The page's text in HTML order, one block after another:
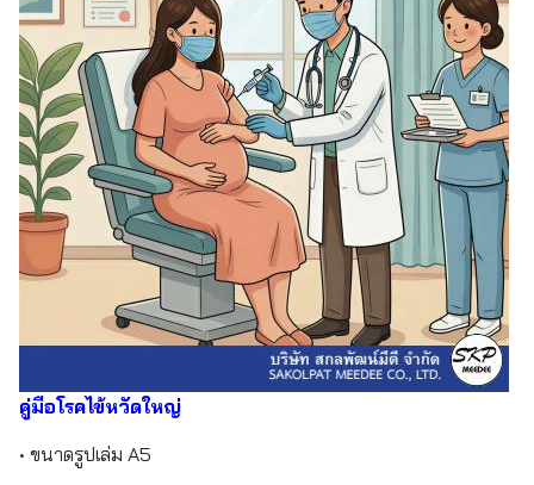
คู่มือโรคไข้หวัดใหญ่
• ขนาดรูปเล่ม A5